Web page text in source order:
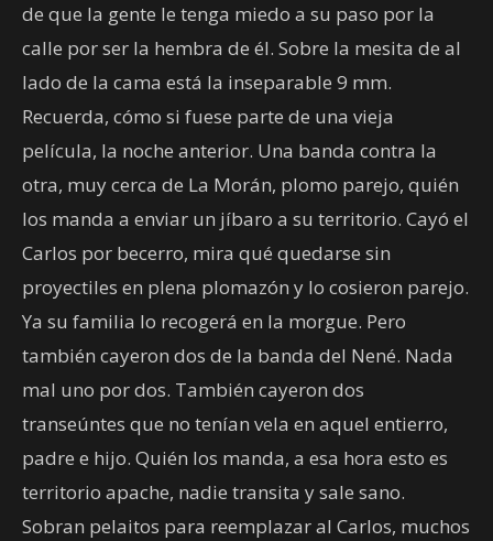
de que la gente le tenga miedo a su paso por la
calle por ser la hembra de él. Sobre la mesita de al
lado de la cama está la inseparable 9 mm.
Recuerda, cómo si fuese parte de una vieja
película, la noche anterior. Una banda contra la
otra, muy cerca de La Morán, plomo parejo, quién
los manda a enviar un jíbaro a su territorio. Cayó el
Carlos por becerro, mira qué quedarse sin
proyectiles en plena plomazón y lo cosieron parejo.
Ya su familia lo recogerá en la morgue. Pero
también cayeron dos de la banda del Nené. Nada
mal uno por dos. También cayeron dos
transeúntes que no tenían vela en aquel entierro,
padre e hijo. Quién los manda, a esa hora esto es
territorio apache, nadie transita y sale sano.
Sobran pelaitos para reemplazar al Carlos, muchos